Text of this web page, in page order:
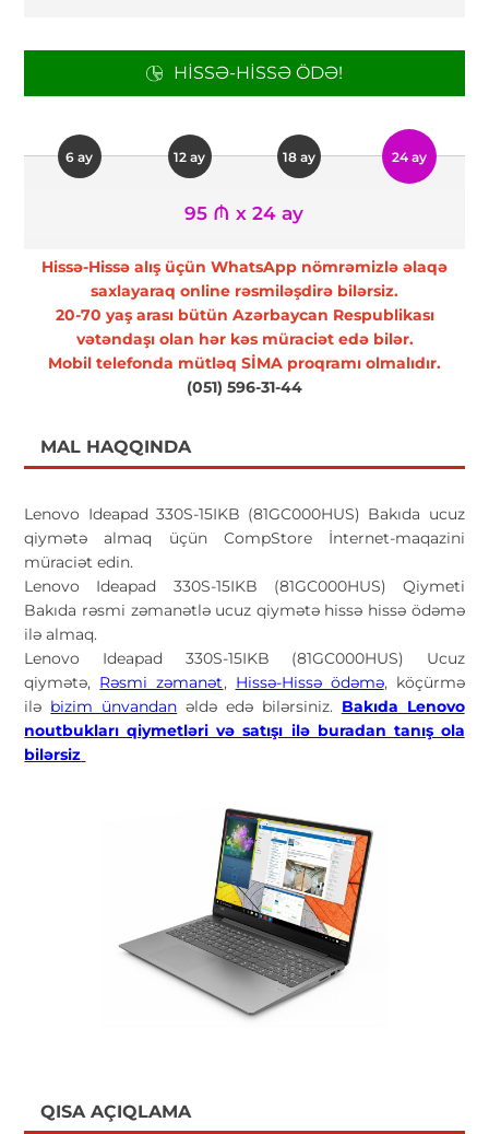
HISSƏ-HISSƏ ÖDƏ!
6 ay 12 ay 18 ay 24 ay
95 ₼ x 24 ay
Hissə-Hissə alış üçün WhatsApp nömrəmizlə əlaqə
saxlayaraq online rəsmiləşdirə bilərsiz.
20-70 yaş arası bütün Azərbaycan Respublikası
vətəndaşı olan hər kəs müraciət edə bilər.
Mobil telefonda mütləq SİMA proqramı olmalıdır.
(051) 596-31-44
MAL HAQQINDA
Lenovo Ideapad 330S-15IKB (81GC000HUS) Bakıda ucuz
qiymətə almaq üçün CompStore İnternet-maqazini
müraciət edin.
Lenovo Ideapad 330S-15IKB (81GC000HUS) Qiymeti
Bakıda rəsmi zəmanətlə ucuz qiymətə hissə hissə ödəmə
ilə almaq.
Lenovo Ideapad 330S-15IKB (81GC000HUS) Ucuz
qiymətə, Rəsmi zəmanət, Hissə-Hissə ödəmə, köçürmə
ilə bizim ünvandan əldə edə bilərsiniz. Bakıda Lenovo
noutbukları qiymetləri və satışı ilə buradan tanış ola
bilərsiz
QISA AÇIQLAMA